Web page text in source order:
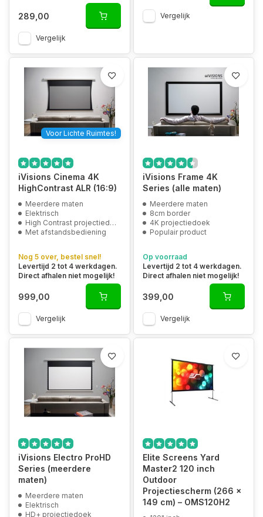
289,00
Vergelijk
Vergelijk
Voor Lichte Ruimtes!
iVisions Cinema 4K
HighContrast ALR (16:9)
Meerdere maten
Elektrisch
High Contrast projectiedoek
Met afstandsbediening
Nog 5 over, bestel snel!
Levertijd 2 tot 4 werkdagen.
Direct afhalen niet mogelijk!
999,00
Vergelijk
iVisions Frame 4K
Series (alle maten)
Meerdere maten
8cm border
4K projectiedoek
Populair product
Op voorraad
Levertijd 2 tot 4 werkdagen.
Direct afhalen niet mogelijk!
399,00
Vergelijk
iVisions Electro ProHD
Series (meerdere
maten)
Meerdere maten
Elektrisch
HD+ projectiedoek
Elite Screens Yard
Master2 120 inch
Outdoor
Projectiescherm (266 x
149 cm) – OMS120H2